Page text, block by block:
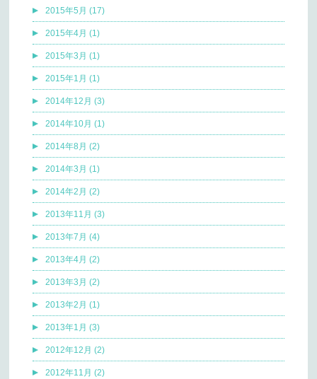
2015年5月 (17)
2015年4月 (1)
2015年3月 (1)
2015年1月 (1)
2014年12月 (3)
2014年10月 (1)
2014年8月 (2)
2014年3月 (1)
2014年2月 (2)
2013年11月 (3)
2013年7月 (4)
2013年4月 (2)
2013年3月 (2)
2013年2月 (1)
2013年1月 (3)
2012年12月 (2)
2012年11月 (2)